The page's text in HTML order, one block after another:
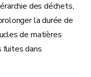
des déchets,
la durée de
de matières
fuites dans